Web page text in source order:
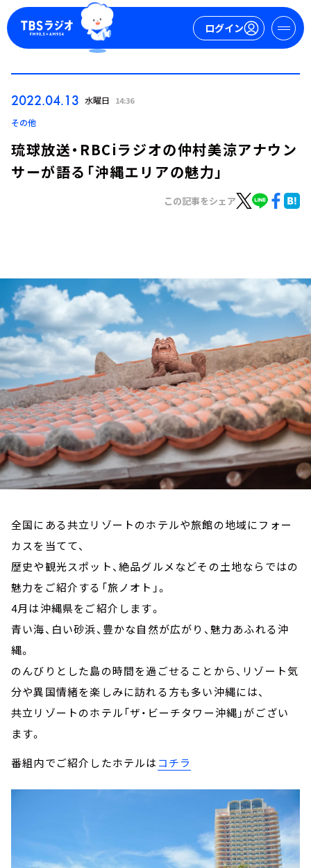
ログイン
トピックス
TBS Podcast
お知らせ
イベント・グッズ
YouTube
会社情報
2022.04.13 水曜日 14:36
その他
琉球放送・RBCiラジオの仲村美涼アナウン
サーが語る「沖縄エリアの魅力」
この記事をシェア
全国にある共立リゾートのホテルや旅館の地域にフォー
カスを当てて、
歴史や観光スポット、絶品グルメなどその土地ならではの
魅力をご紹介する「旅ノオト」。
4月は沖縄県をご紹介します。
青い海、白い砂浜、豊かな自然が広がり、魅力あふれる沖
縄。
のんびりとした島の時間を過ごせることから、リゾート気
分や異国情緒を楽しみに訪れる方も多い沖縄には、
共立リゾートのホテル「ザ・ビーチタワー沖縄」がござい
ます。
番組内でご紹介したホテルは コチラ